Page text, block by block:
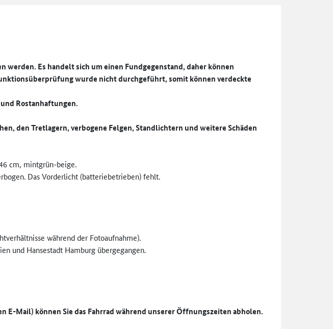
werden. Es handelt sich um einen Fundgegenstand, daher können
wurde nicht durchgeführt, somit können verdeckte
Rostanhaftungen.
den Tretlagern, verbogene Felgen, Standlichtern und weitere Schäden
cm, mintgrün-beige.
Das Vorderlicht (batteriebetrieben) fehlt.
während der Fotoaufnahme).
und Hansestadt Hamburg übergegangen.
Mail) können Sie das Fahrrad während unserer Öffnungszeiten abholen.